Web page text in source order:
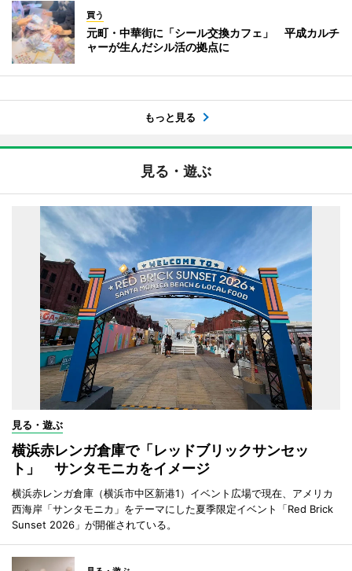
買う
元町・中華街に「シール交換カフェ」 平成カルチ
ャーが生んだシル活の拠点に
もっと見る
見る・遊ぶ
見る・遊ぶ
横浜赤レンガ倉庫で「レッドブリックサンセッ
ト」 サンタモニカをイメージ
横浜赤レンガ倉庫（横浜市中区新港1）イベント広場で現在、アメリカ
西海岸「サンタモニカ」をテーマにした夏季限定イベント「Red Brick
Sunset 2026」が開催されている。